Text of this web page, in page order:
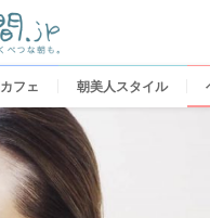
フェ 朝美人スタイル